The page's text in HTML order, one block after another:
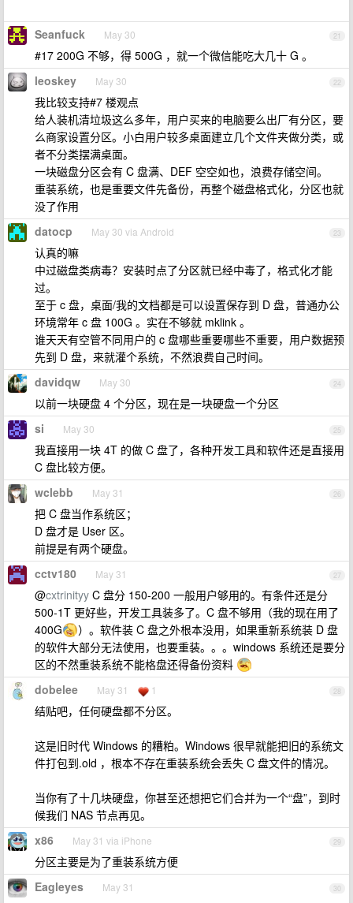
21
Seanfuck May 30
#17 200G 不够，得 500G ，就一个微信能吃大几十 G 。
22
leoskey May 30
我比较支持#7 楼观点
给人装机清垃圾这么多年，用户买来的电脑要么出厂有分区，要
么商家设置分区。小白用户较多桌面建立几个文件夹做分类，或
者不分类摆满桌面。
一块磁盘分区会有 C 盘满、DEF 空空如也，浪费存储空间。
重装系统，也是重要文件先备份，再整个磁盘格式化，分区也就
没了作用
23
datocp May 30 via Android
认真的嘛
中过磁盘类病毒？安装时点了分区就已经中毒了，格式化才能
过。
至于 c 盘，桌面/我的文档都是可以设置保存到 D 盘，普通办公
环境常年 c 盘 100G 。实在不够就 mklink 。
谁天天有空管不同用户的 c 盘哪些重要哪些不重要，用户数据预
先到 D 盘，来就灌个系统，不然浪费自己时间。
24
davidqw May 30
以前一块硬盘 4 个分区，现在是一块硬盘一个分区
25
si May 30
我直接用一块 4T 的做 C 盘了，各种开发工具和软件还是直接用
C 盘比较方便。
26
wclebb May 31
把 C 盘当作系统区；
D 盘才是 User 区。
前提是有两个硬盘。
27
cctv180 May 31
@cxtrinityy C 盘分 150-200 一般用户够用的。有条件还是分
500-1T 更好些，开发工具装多了。C 盘不够用（我的现在用了
400G
）。软件装 C 盘之外根本没用，如果重新系统装 D 盘
的软件大部分无法使用，也要重装。。。windows 系统还是要分
区的不然重装系统不能格盘还得备份资料
28
dobelee May 31 1
结贴吧，任何硬盘都不分区。
这是旧时代 Windows 的糟粕。Windows 很早就能把旧的系统文
件打包到.old ，根本不存在重装系统会丢失 C 盘文件的情况。
当你有了十几块硬盘，你甚至还想把它们合并为一个“盘”，到时
候我们 NAS 节点再见。
29
x86 May 31 via iPhone
分区主要是为了重装系统方便
30
Eagleyes May 31